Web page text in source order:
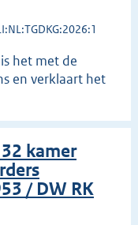
het met de
en verklaart het
kamer
/ DW RK